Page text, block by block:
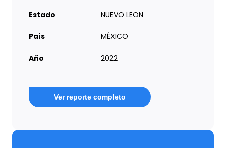
Estado NUEVO LEON
País MÉXICO
Año 2022
Ver reporte completo